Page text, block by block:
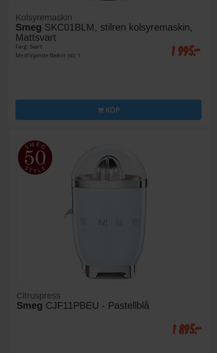
Kolsyremaskin
Smeg SKC01BLM, stilren kolsyremaskin,
Mattsvart
Färg: Svart
Medföljande flaskor (st): 1
1 995:-
KÖP
Citruspress
Smeg CJF11PBEU - Pastellblå
1 895:-